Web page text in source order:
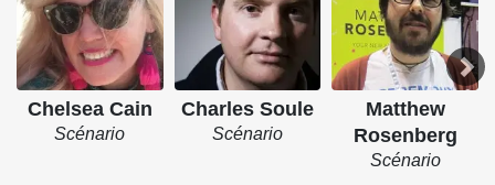
Chelsea Cain
Scénario
Charles Soule
Scénario
Matthew
Rosenberg
Scénario